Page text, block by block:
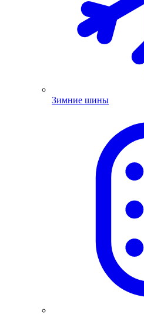
Зимние шины